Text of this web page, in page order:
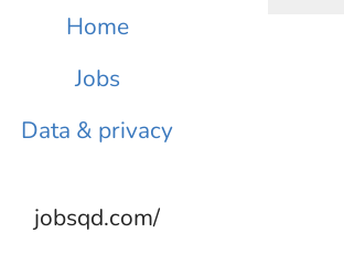
Home
Jobs
Data & privacy
jobsqd.com/